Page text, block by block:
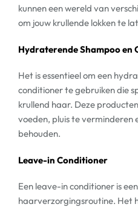
kunnen een wereld van
om jouw krullende lokken te
Hydraterende Shampoo en
Het is essentieel om een
conditioner te gebruiken die
krullend haar. Deze
voeden, pluis te verminderen
behouden.
Leave-in Conditioner
Een leave-in conditioner is
haarverzorgingsroutine. Het